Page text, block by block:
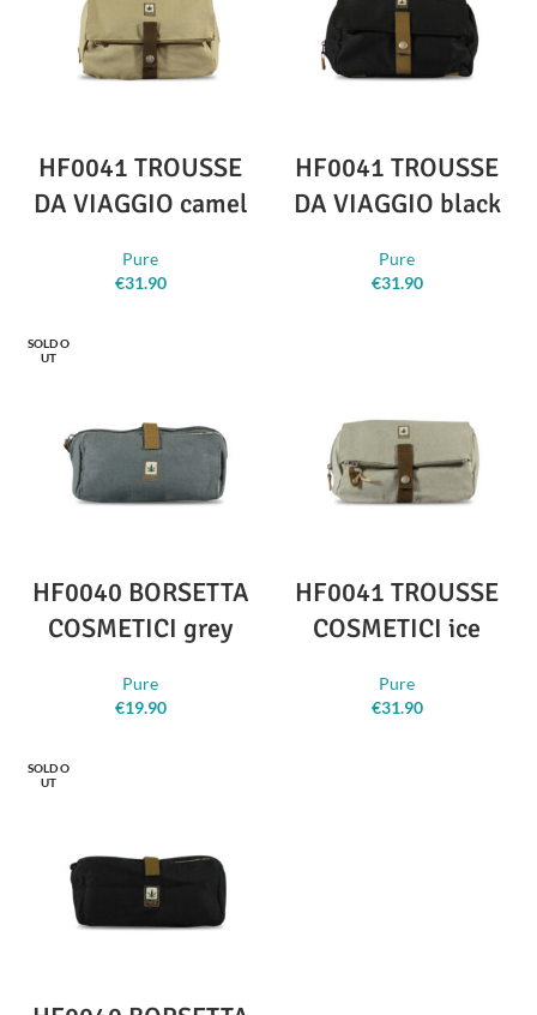
HF0041 TROUSSE
DA VIAGGIO camel
Pure
€31.90
HF0041 TROUSSE
DA VIAGGIO black
Pure
€31.90
SOLD O
UT
HF0040 BORSETTA
COSMETICI grey
Pure
€19.90
HF0041 TROUSSE
COSMETICI ice
Pure
€31.90
SOLD O
UT